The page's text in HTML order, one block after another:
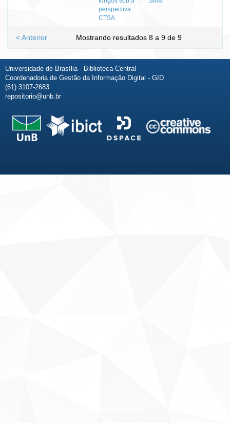
perspectiva
CTSA
Mostrando resultados 8 a 9 de 9
< Anterior
Universidade de Brasília - Biblioteca Central
Coordenadoria de Gestão da Informação Digital - GID
(61) 3107-2683
repositorio@unb.br